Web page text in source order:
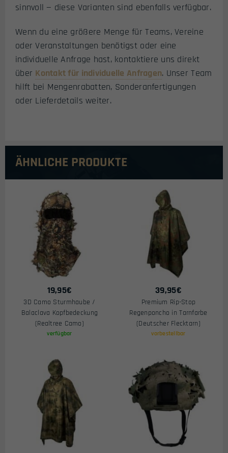
sinnvoll — diese Varianten sind ebenfalls verfügbar.
Wenn du eine größere Menge für Teams, Vereine
oder Veranstaltungen benötigst oder eine
individuelle Anfrage hast, kontaktiere uns direkt
über Kontakt für individuelle Anfragen. Unser Team
hilft bei Mengenrabatten, Sonderanfertigungen
oder Lieferdetails weiter.
ÄHNLICHE PRODUKTE
19,95€
3D Camo Sturmhaube /
Balaclava Kopfbedeckung
(Realtree Camo)
verfügbar
39,95€
Premium Rip-Stop
Regenponcho in Tarnfarbe
(Deutscher Flecktarn)
vorbestellbar